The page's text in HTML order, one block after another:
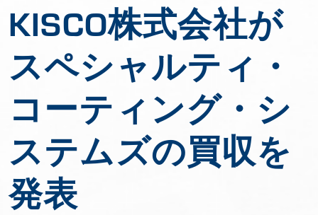
KISCO株式会社が
スペシャルティ・
コーティング・シ
ステムズの買収を
発表